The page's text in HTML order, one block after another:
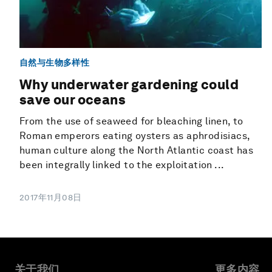
自然与生物多样性
Why underwater gardening could
save our oceans
From the use of seaweed for bleaching linen, to
Roman emperors eating oysters as aphrodisiacs,
human culture along the North Atlantic coast has
been integrally linked to the exploitation ...
2017年11月08日
关于我们 更多内容